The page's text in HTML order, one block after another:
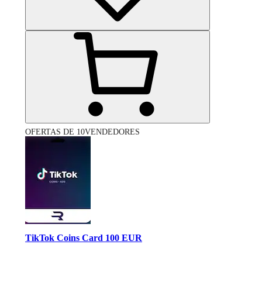
OFERTAS DE 10VENDEDORES
TikTok Coins Card 100 EUR